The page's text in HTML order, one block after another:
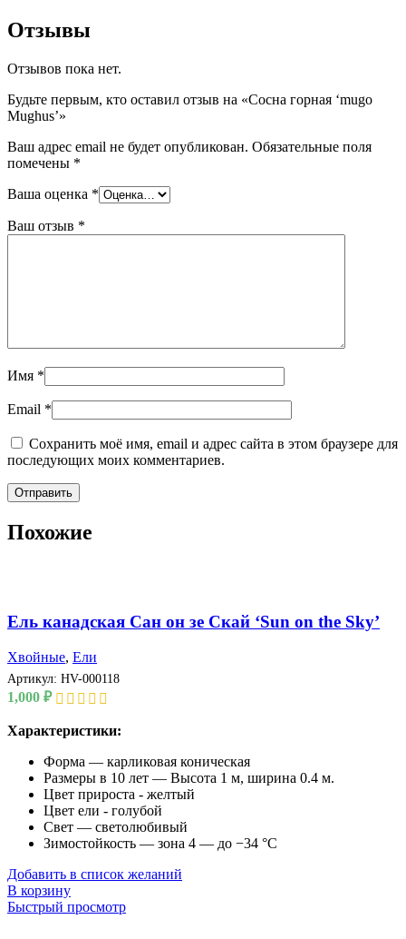
Отзывы
Отзывов пока нет.
Будьте первым, кто оставил отзыв на «Сосна горная ‘mugo
Mughus’»
Ваш адрес email не будет опубликован. Обязательные поля
помечены *
Ваша оценка *
Ваш отзыв *
Имя *
Email *
Сохранить моё имя, email и адрес сайта в этом браузере для
последующих моих комментариев.
Похожие
Ель канадская Сан он зе Скай ‘Sun on the Sky’
Хвойные, Ели
Артикул: HV-000118
1,000 ₽
Характеристики:
Форма — карликовая коническая
Размеры в 10 лет — Высота 1 м, ширина 0.4 м.
Цвет прироста - желтый
Цвет ели - голубой
Свет — светолюбивый
Зимостойкость — зона 4 — до −34 °C
Добавить в список желаний
В корзину
Быстрый просмотр